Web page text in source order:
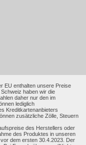
EU enthalten unsere Preise
haben wir die
daher nur den im
lediglich
Kreditkartenanbieters
zusätzliche Zölle, Steuern
des Herstellers oder
des Produktes in unseren
dem ersten 30.4.2023. Der